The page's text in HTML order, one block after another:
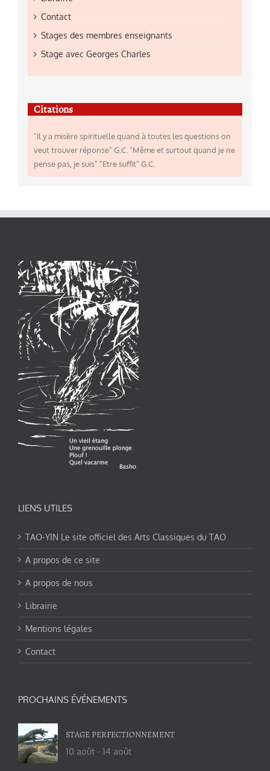
Contact
Stages des membres enseignants
Stage avec Georges Charles
Citations
"Il y a misère spirituelle quand à toutes les questions on
veut trouver réponse" G.C. "Même et surtout quand je ne
pense pas, je suis" "Etre suffit" G.C.
LIENS UTILES
TAO-YIN Le site officiel des Arts Classiques du TAO
A propos de ce site
A propos de nous
Librairie
Mentions légales
Contact
PROCHAINS ÉVÉNEMENTS
STAGE PERFECTIONNEMENT
10 août - 14 août